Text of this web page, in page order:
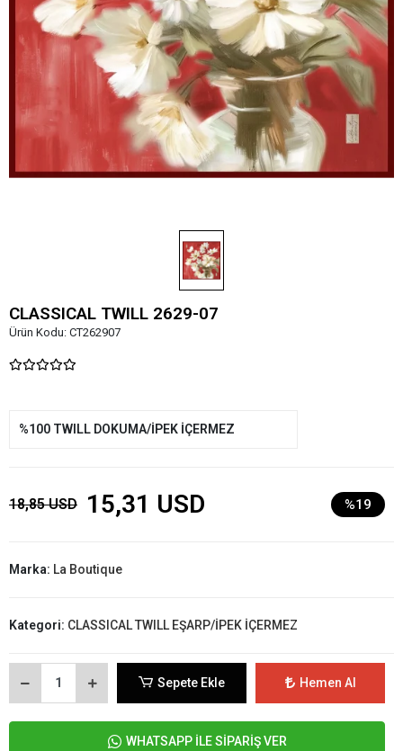
CLASSICAL TWILL 2629-07
Ürün Kodu: CT262907
%100 TWILL DOKUMA/İPEK İÇERMEZ
18,85 USD 15,31 USD %19
Marka: La Boutique
Kategori: CLASSICAL TWILL EŞARP/İPEK İÇERMEZ
Sepete Ekle Hemen Al
WHATSAPP İLE SİPARİŞ VER